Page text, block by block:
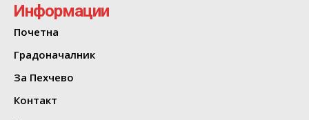
Информации
Почетна
Градоначалник
За Пехчево
Контакт